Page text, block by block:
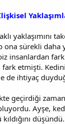
ona sürekli daha
insanlardan
etmişti.
de ihtiyaç
geçirdiği
Ayşe,